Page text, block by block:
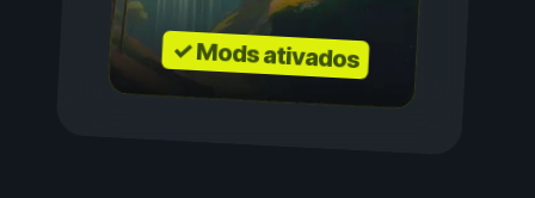
✓ Mods ativados